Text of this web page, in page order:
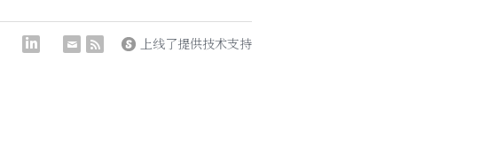
上线了提供技术支持